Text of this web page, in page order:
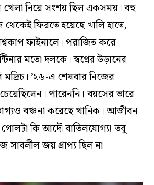
খেলা নিয়ে সংশয় ছিল একসময়। বহু
ফিরতে হয়েছে খালি হাতে,
ফাইনালে। পরাজিত করে
মতো দলকে। স্বপ্নের উড়ানের
মদ্রিচ। ’২৬-এ শেষবার নিজের
পারেননি। বয়সের ভারে
বঞ্চনা করেছে খানিক। আজীবন
গোলটা কি আদৌ বাতিলযোগ্য! তবু
সাবলীল জয় প্রাপ্য ছিল না